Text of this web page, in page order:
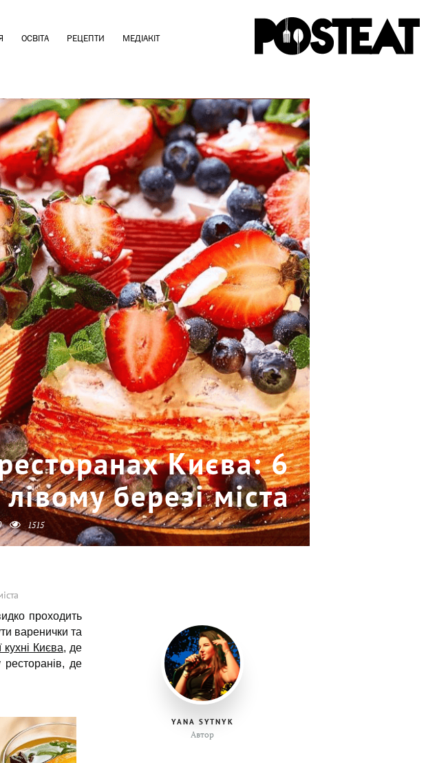
ОСВІТА РЕЦЕПТИ МЕДІАКІТ
Києва: 6
березі міста
1515
проходить
варенички та
кухні Києва, де
ресторанів, де
YANA SYTNYK
Автор